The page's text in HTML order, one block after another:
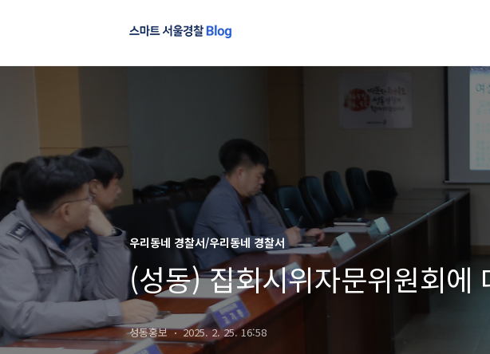
우리동네 경찰서/우리동네 경찰서
(성동) 집회시위자문위원회에
성동홍보 2025. 2. 25. 16:58